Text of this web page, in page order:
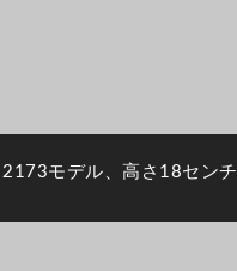
モデル、高さ18センチ